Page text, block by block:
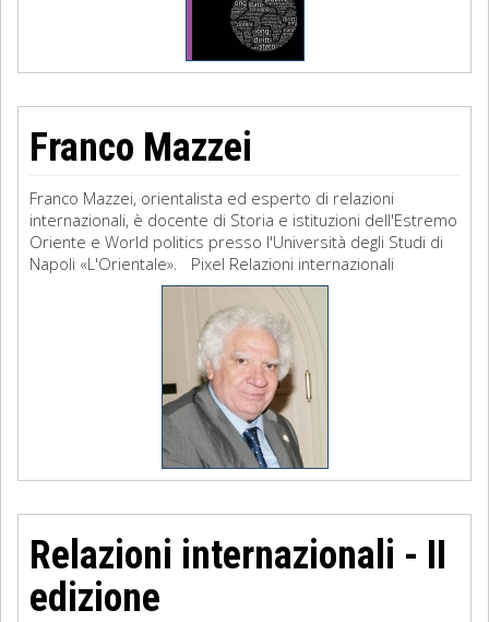
Franco Mazzei
Franco Mazzei, orientalista ed esperto di relazioni
internazionali, è docente di Storia e istituzioni dell'Estremo
Oriente e World politics presso l'Università degli Studi di
Napoli «L'Orientale». Pixel Relazioni internazionali
Relazioni internazionali - II
edizione